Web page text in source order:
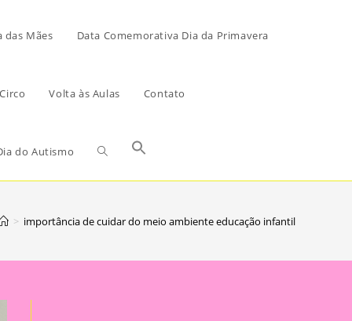
das Mães Data Comemorativa Dia da Primavera
Volta às Aulas Contato
do Autismo
> importância de cuidar do meio ambiente educação infantil